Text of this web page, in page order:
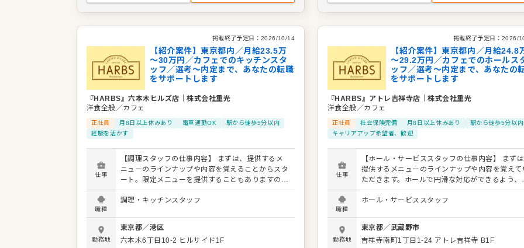
掲載終了予定日： 2026/10/14
【紹介案件】東京都内／月給23.5万
～30万円／カフェでのキッチンスタ
ッフ／選考～内定まで、あなたの転職
をサポートします
『HARBS』六本木ヒルズ店 ｜株式会社重光
洋食全般／カフェ
正社員 月8日以上休みあり 電車通勤OK
駅から徒歩5分以内
経験を活かす
仕事
【調理スタッフの仕事内容】 まずは、提供するメ
ニューのラインナップや内容を覚えることからスタ
ート。限定メニューを提供することもありますの
で、日々の調理業務に加え、さまざまなスキルを活
かしたり、習得できたりもします。 メニューの提案
りよいお店づくりのためのオペレーション改善など
も大歓迎です。 【具体的には…】 ・仕込みから盛
り付けまでの調理全般 ・仕入れや在庫管理などキ
職種
調理・キッチンスタッフ
勤務地
東京都／港区
六本木6丁目10-2 ヒルサイド1F
掲載終了予定日： 2026/
【紹介案件】東京都内／月給24.8
～29.2万円／カフェでのホールス
ッフ／選考～内定まで、あなたの
をサポートします
『HARBS』アトレ吉祥寺店 ｜株式会社重光
洋食全般／カフェ
正社員 社会保険完備 月8日以上休みあり
駅から徒歩5分以内
キャリアアップ希望者、歓迎
仕事
【ホール・サービススタッフの仕事内容】 まずは
提供するメニューのラインナップや内容を覚えて
ただきます。ホールで円滑な対応ができるよう、
ッチンとの連携やコミュニケーションも大切にし
ください。 お店の顔として、お客さまから直接感
ただくこともあります。内容は店舗メンバーに共
しながら、よりよいお店づくりを心がけてくださ
い。オペレーション改善などのアイデアも大歓迎
職種
ホール・サービススタッフ
勤務地
東京都／ 武蔵野市
吉祥寺南町1丁目1-24 アトレ吉祥寺 B1F